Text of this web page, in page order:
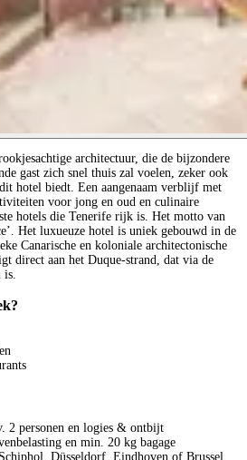
architectuur, die de bijzondere
gast zich snel thuis zal voelen, zeker ook
hotel biedt. Een aangenaam verblijf met
voor jong en oud en culinaire
hotels die Tenerife rijk is. Het motto van
Het luxueuze hotel is uniek gebouwd in de
Canarische en koloniale architectonische
direct aan het Duque-strand, dat via de
2 personen en logies & ontbijt
en min. 20 kg bagage
Düsseldorf, Eindhoven of Brussel